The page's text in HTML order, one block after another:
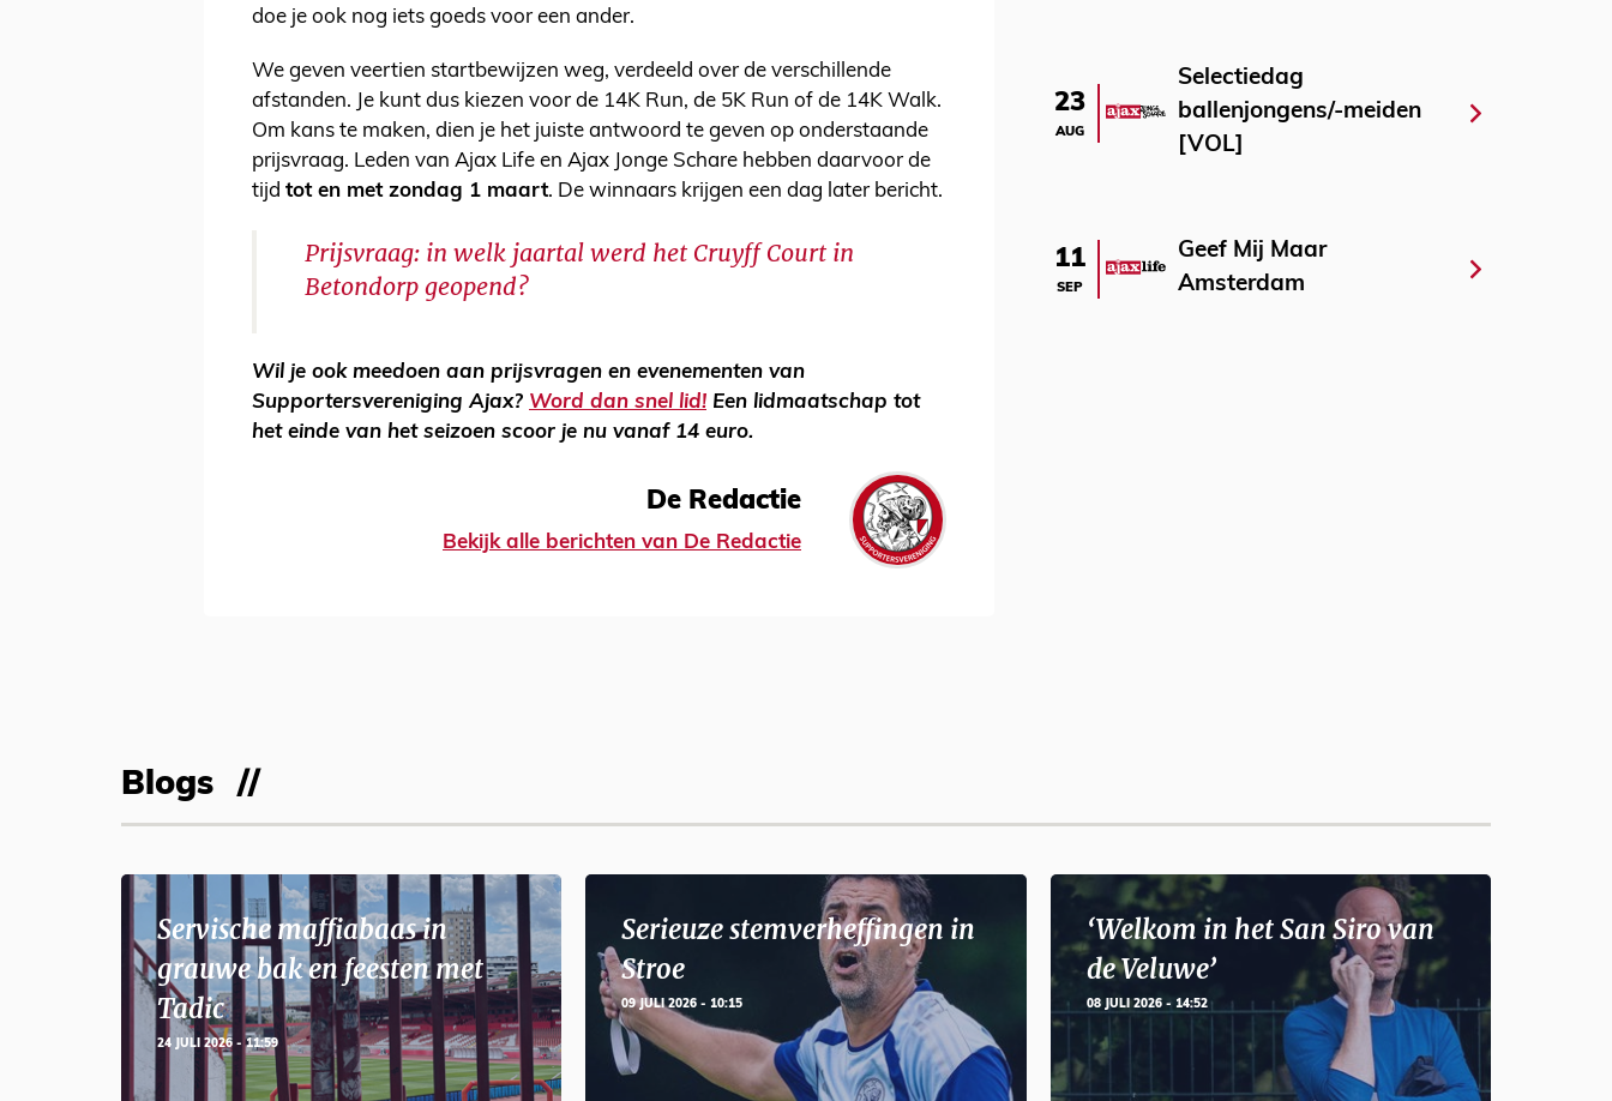
doe je ook nog iets goeds voor een ander.
We geven veertien startbewijzen weg, verdeeld over de verschillende
afstanden. Je kunt dus kiezen voor de 14K Run, de 5K Run of de 14K Walk.
Om kans te maken, dien je het juiste antwoord te geven op onderstaande
prijsvraag. Leden van Ajax Life en Ajax Jonge Schare hebben daarvoor de
tijd tot en met zondag 1 maart. De winnaars krijgen een dag later bericht.
Prijsvraag: in welk jaartal werd het Cruyff Court in
Betondorp geopend?
Wil je ook meedoen aan prijsvragen en evenementen van
Supportersvereniging Ajax? Word dan snel lid! Een lidmaatschap tot
het einde van het seizoen scoor je nu vanaf 14 euro.
De Redactie
Bekijk alle berichten van De Redactie
23
AUG
Selectiedag
ballenjongens/-meiden
[VOL]
11
SEP
Geef Mij Maar
Amsterdam
Blogs
Servische maffiabaas in
grauwe bak en feesten met
Tadic
24 JULI 2026 - 11:59
Serieuze stemverheffingen in
Stroe
09 JULI 2026 - 10:15
‘Welkom in het San Siro van
de Veluwe’
08 JULI 2026 - 14:52